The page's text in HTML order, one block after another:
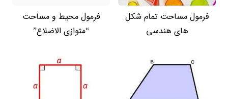
فرمول مساحت تمام شکل
های هندسی
فرمول محیط و مساحت
“متوازی الاضلاع”